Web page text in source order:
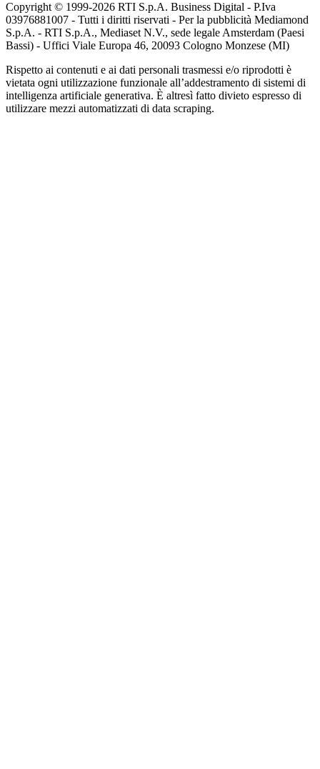
Copyright © 1999-2026 RTI S.p.A. Business Digital - P.Iva
03976881007 - Tutti i diritti riservati - Per la pubblicità Mediamond
S.p.A. - RTI S.p.A., Mediaset N.V., sede legale Amsterdam (Paesi
Bassi) - Uffici Viale Europa 46, 20093 Cologno Monzese (MI)
Rispetto ai contenuti e ai dati personali trasmessi e/o riprodotti è
vietata ogni utilizzazione funzionale all’addestramento di sistemi di
intelligenza artificiale generativa. È altresì fatto divieto espresso di
utilizzare mezzi automatizzati di data scraping.